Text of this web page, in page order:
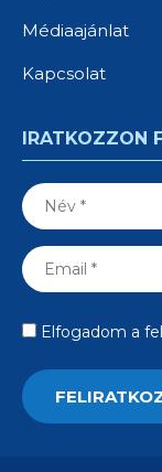
Médiaajánlat
Kapcsolat
IRATKOZZON
Elfogadom a